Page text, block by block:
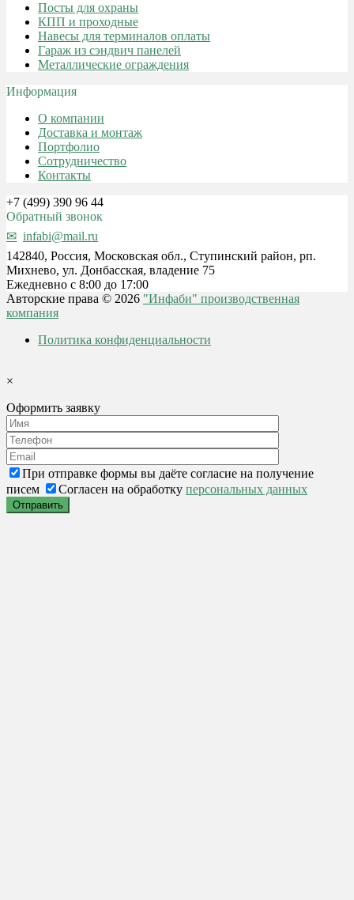
Посты для охраны
КПП и проходные
Навесы для терминалов оплаты
Гараж из сэндвич панелей
Металлические ограждения
Информация
О компании
Доставка и монтаж
Портфолио
Сотрудничество
Контакты
+7 (499) 390 96 44
Обратный звонок
infabi@mail.ru
142840, Россия, Московская обл., Ступинский район, рп.
Михнево, ул. Донбасская, владение 75
Ежедневно с 8:00 до 17:00
Авторские права © 2026 "Инфаби" производственная
компания
Политика конфиденциальности
×
Оформить заявку
При отправке формы вы даёте согласие на получение
писем
Согласен на обработку персональных данных